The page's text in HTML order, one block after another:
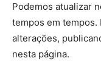
Podemos atualizar
tempos em
alterações,
nesta página.